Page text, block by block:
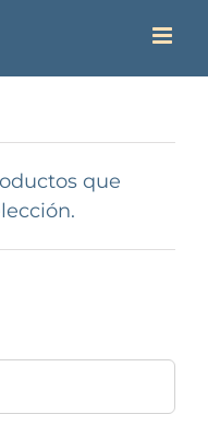
que